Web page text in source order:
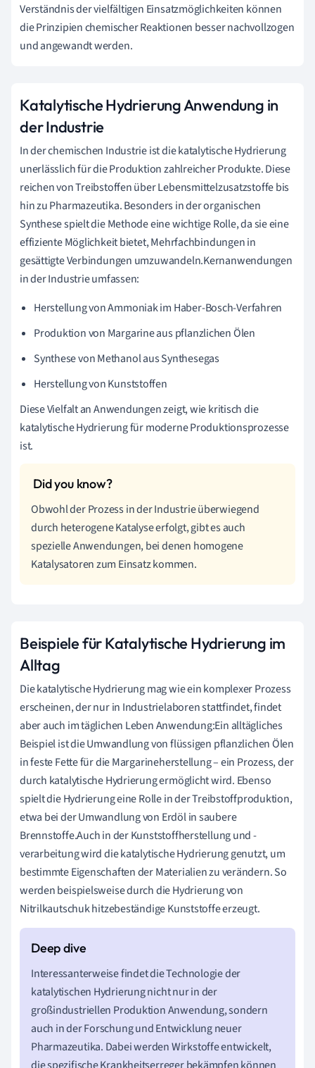
Verständnis der vielfältigen Einsatzmöglichkeiten können
die Prinzipien chemischer Reaktionen besser nachvollzogen
und angewandt werden.
Katalytische Hydrierung Anwendung in
der Industrie
In der chemischen Industrie ist die katalytische Hydrierung
unerlässlich für die Produktion zahlreicher Produkte. Diese
reichen von Treibstoffen über Lebensmittelzusatzstoffe bis
hin zu Pharmazeutika. Besonders in der organischen
Synthese spielt die Methode eine wichtige Rolle, da sie eine
effiziente Möglichkeit bietet, Mehrfachbindungen in
gesättigte Verbindungen umzuwandeln.Kernanwendungen
in der Industrie umfassen:
Herstellung von Ammoniak im Haber-Bosch-Verfahren
Produktion von Margarine aus pflanzlichen Ölen
Synthese von Methanol aus Synthesegas
Herstellung von Kunststoffen
Diese Vielfalt an Anwendungen zeigt, wie kritisch die
katalytische Hydrierung für moderne Produktionsprozesse
ist.
Obwohl der Prozess in der Industrie überwiegend
durch heterogene Katalyse erfolgt, gibt es auch
spezielle Anwendungen, bei denen homogene
Katalysatoren zum Einsatz kommen.
Beispiele für Katalytische Hydrierung im
Alltag
Die katalytische Hydrierung mag wie ein komplexer Prozess
erscheinen, der nur in Industrielaboren stattfindet, findet
aber auch im täglichen Leben Anwendung:Ein alltägliches
Beispiel ist die Umwandlung von flüssigen pflanzlichen Ölen
in feste Fette für die Margarineherstellung – ein Prozess, der
durch katalytische Hydrierung ermöglicht wird. Ebenso
spielt die Hydrierung eine Rolle in der Treibstoffproduktion,
etwa bei der Umwandlung von Erdöl in saubere
Brennstoffe.Auch in der Kunststoffherstellung und -
verarbeitung wird die katalytische Hydrierung genutzt, um
bestimmte Eigenschaften der Materialien zu verändern. So
werden beispielsweise durch die Hydrierung von
Nitrilkautschuk hitzebeständige Kunststoffe erzeugt.
Interessanterweise findet die Technologie der
katalytischen Hydrierung nicht nur in der
großindustriellen Produktion Anwendung, sondern
auch in der Forschung und Entwicklung neuer
Pharmazeutika. Dabei werden Wirkstoffe entwickelt,
die spezifische Krankheitserreger bekämpfen können